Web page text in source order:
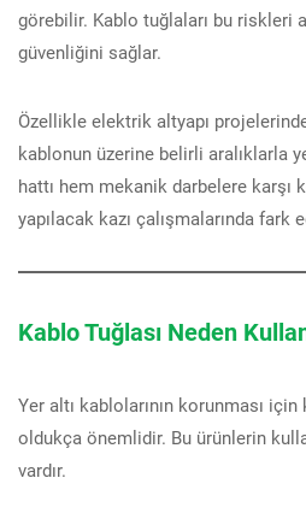
görebilir. Kablo tuğlaları bu riskleri
güvenliğini sağlar.
Özellikle elektrik altyapı
kablonun üzerine belirli aralıklarla
hattı hem mekanik darbelere karşı
yapılacak kazı çalışmalarında fark
Kablo Tuğlası Neden
Yer altı kablolarının korunması için
oldukça önemlidir. Bu ürünlerin
vardır.